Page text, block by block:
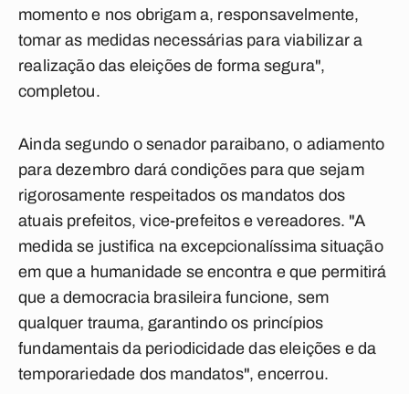
momento e nos obrigam a, responsavelmente,
tomar as medidas necessárias para viabilizar a
realização das eleições de forma segura",
completou.
Ainda segundo o senador paraibano, o adiamento
para dezembro dará condições para que sejam
rigorosamente respeitados os mandatos dos
atuais prefeitos, vice-prefeitos e vereadores. "A
medida se justifica na excepcionalíssima situação
em que a humanidade se encontra e que permitirá
que a democracia brasileira funcione, sem
qualquer trauma, garantindo os princípios
fundamentais da periodicidade das eleições e da
temporariedade dos mandatos", encerrou.